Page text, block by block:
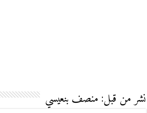
نشر من قبل: منصف بنعيسي